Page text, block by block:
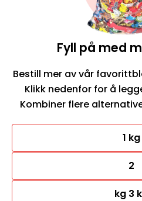
Fyll på med
Bestill mer av vår
Klikk nedenfor for å
Kombiner flere
1 kg
2
kg 3